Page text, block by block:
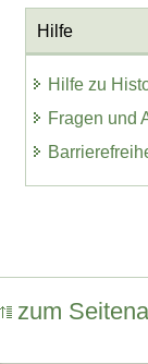
Hilfe
Hilfe zu
Fragen und
zum